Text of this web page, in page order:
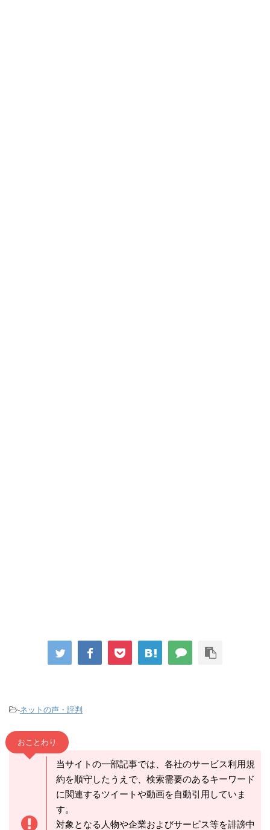
-ネットの声・評判
おことわり
当サイトの一部記事では、各社のサービス利用規
約を順守したうえで、検索需要のあるキーワード
に関連するツイートや動画を自動引用していま
す。
対象となる人物や企業およびサービス等を誹謗中